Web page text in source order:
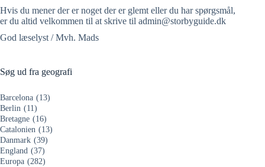
Hvis du mener der er noget der er glemt eller du har spørgsmål,
er du altid velkommen til at skrive til admin@storbyguide.dk
God læselyst / Mvh. Mads
Søg ud fra geografi
Barcelona (13)
Berlin (11)
Bretagne (16)
Catalonien (13)
Danmark (39)
England (37)
Europa (282)